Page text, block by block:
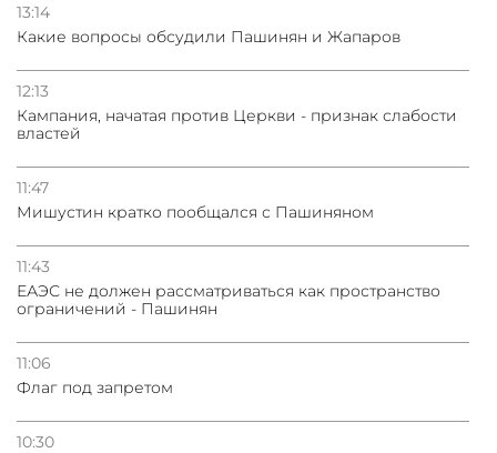
13:14
Какие вопросы обсудили Пашинян и Жапаров
12:13
Кампания, начатая против Церкви - признак слабости
властей
11:47
Мишустин кратко пообщался с Пашиняном
11:43
ЕАЭС не должен рассматриваться как пространство
ограничений - Пашинян
11:06
Флаг под запретом
10:30